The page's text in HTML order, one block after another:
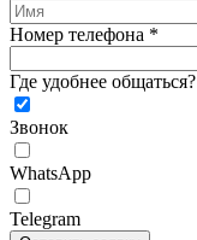
Номер телефона *
Где удобнее общаться?
Звонок
WhatsApp
Telegram